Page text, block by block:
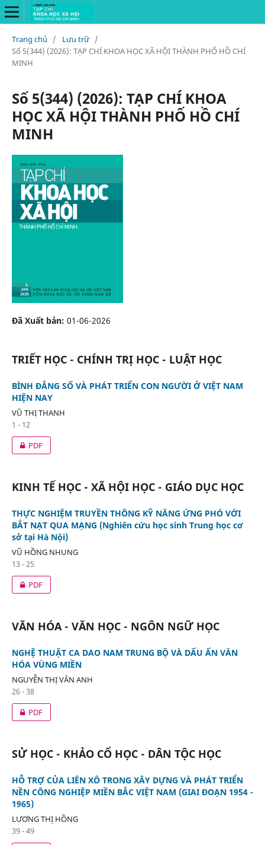
Trang chủ / Lưu trữ /
Số 5(344) (2026): TẠP CHÍ KHOA HỌC XÃ HỘI THÀNH PHỐ HỒ CHÍ
MINH
Số 5(344) (2026): TẠP CHÍ KHOA
HỌC XÃ HỘI THÀNH PHỐ HỒ CHÍ
MINH
Đã Xuất bản: 01-06-2026
TRIẾT HỌC - CHÍNH TRỊ HỌC - LUẬT HỌC
BÌNH ĐẲNG SỐ VÀ PHÁT TRIỂN CON NGƯỜI Ở VIỆT NAM
HIỆN NAY
VŨ THỊ THANH
1 - 12
PDF
KINH TẾ HỌC - XÃ HỘI HỌC - GIÁO DỤC HỌC
THỰC NGHIỆM TRUYỀN THÔNG KỸ NĂNG ỨNG PHÓ VỚI
BẮT NẠT QUA MẠNG (Nghiên cứu học sinh Trung học cơ
sở tại Hà Nội)
VŨ HỒNG NHUNG
13 - 25
PDF
VĂN HÓA - VĂN HỌC - NGÔN NGỮ HỌC
NGHỆ THUẬT CA DAO NAM TRUNG BỘ VÀ DẤU ẤN VĂN
HÓA VÙNG MIỀN
NGUYỄN THỊ VÂN ANH
26 - 38
PDF
SỬ HỌC - KHẢO CỔ HỌC - DÂN TỘC HỌC
HỖ TRỢ CỦA LIÊN XÔ TRONG XÂY DỰNG VÀ PHÁT TRIỂN
NỀN CÔNG NGHIỆP MIỀN BẮC VIỆT NAM (GIAI ĐOẠN 1954 -
1965)
LƯƠNG THỊ HỒNG
39 - 49